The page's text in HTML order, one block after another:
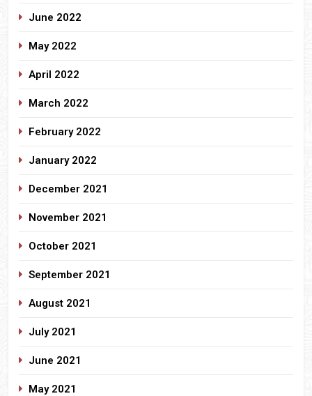
June 2022
May 2022
April 2022
March 2022
February 2022
January 2022
December 2021
November 2021
October 2021
September 2021
August 2021
July 2021
June 2021
May 2021